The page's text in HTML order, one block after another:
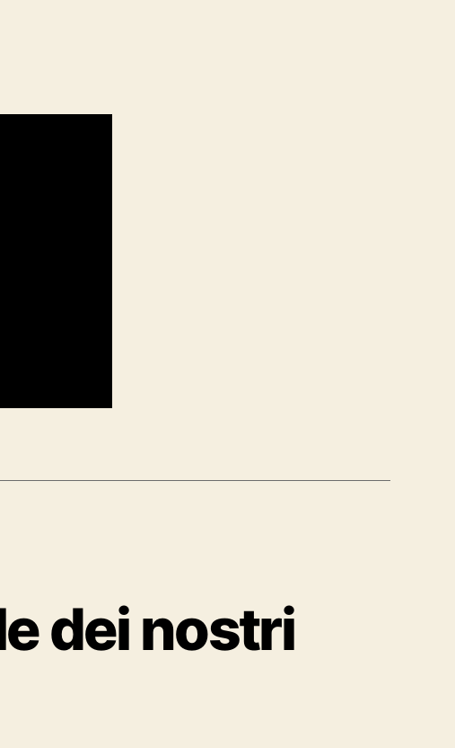
dei nostri